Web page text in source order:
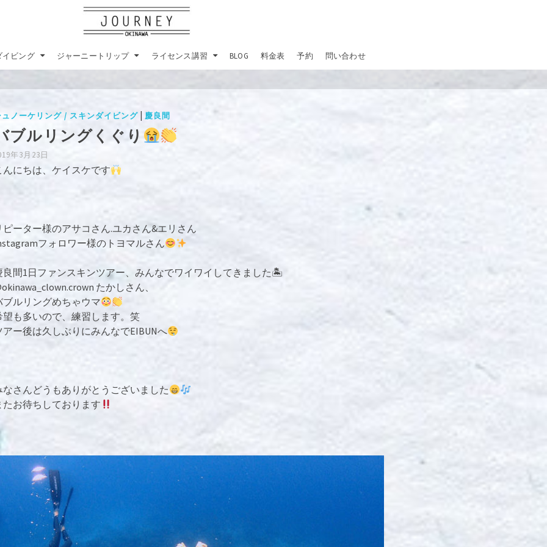
イビング ジャーニートリップ ライセンス講習 BLOG 料金表 予約 問い合わせ
ュノーケリング / スキンダイビング | 慶良間
ブルリングくぐり
年3月23日
んにちは、ケイスケです
ピーター様のアサコさん.ユカさん&エリさん
フォロワー様のトヨマルさん
良間1日ファンスキンツアー、みんなでワイワイしてきました🏝
たかしさん、
ブルリングめちゃウマ
望も多いので、練習します。笑
アー後は久しぶりにみんなでEIBUNへ
なさんどうもありがとうございました
たお待ちしております